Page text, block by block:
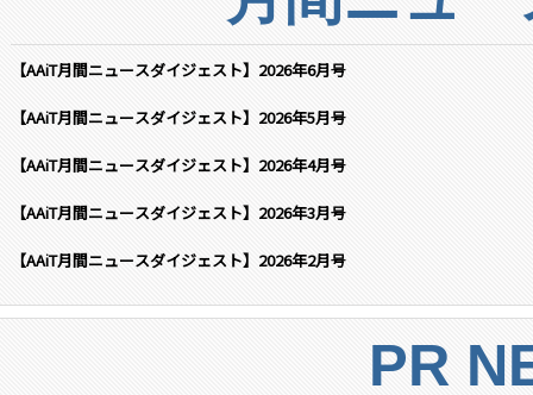
【AAiT月間ニュースダイジェスト】2026年6月号
【AAiT月間ニュースダイジェスト】2026年5月号
【AAiT月間ニュースダイジェスト】2026年4月号
【AAiT月間ニュースダイジェスト】2026年3月号
【AAiT月間ニュースダイジェスト】2026年2月号
PR